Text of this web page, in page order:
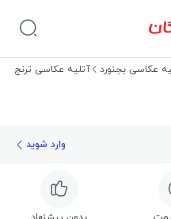
عکاسی بجنورد آتلیه عکاسی ترنج
وارد شوید